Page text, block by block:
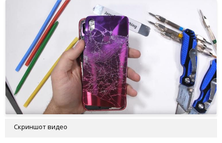
Скриншот видео